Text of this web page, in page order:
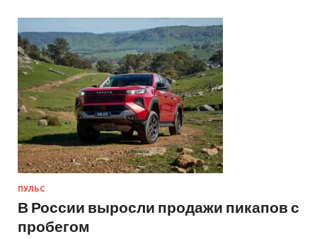
ПУЛЬС
В России выросли продажи пикапов с
пробегом